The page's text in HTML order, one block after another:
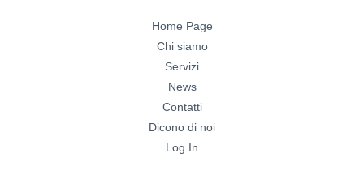
Home Page
Chi siamo
Servizi
News
Contatti
Dicono di noi
Log In